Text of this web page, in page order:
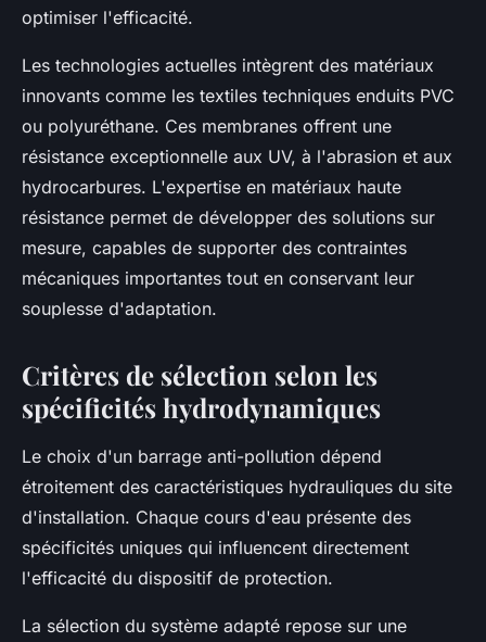
optimiser l'efficacité.
Les technologies actuelles intègrent des matériaux
innovants comme les textiles techniques enduits PVC
ou polyuréthane. Ces membranes offrent une
résistance exceptionnelle aux UV, à l'abrasion et aux
hydrocarbures. L'expertise en matériaux haute
résistance permet de développer des solutions sur
mesure, capables de supporter des contraintes
mécaniques importantes tout en conservant leur
souplesse d'adaptation.
Critères de sélection selon les
spécificités hydrodynamiques
Le choix d'un barrage anti-pollution dépend
étroitement des caractéristiques hydrauliques du site
d'installation. Chaque cours d'eau présente des
spécificités uniques qui influencent directement
l'efficacité du dispositif de protection.
La sélection du système adapté repose sur une